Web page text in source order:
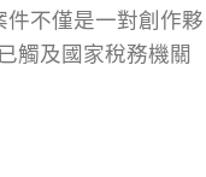
不僅是一對創作夥
觸及國家稅務機關